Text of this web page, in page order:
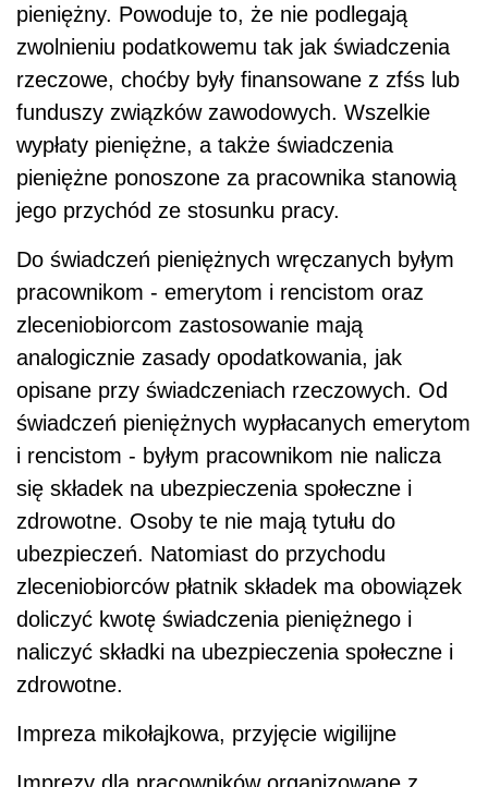
pieniężny. Powoduje to, że nie podlegają
zwolnieniu podatkowemu tak jak świadczenia
rzeczowe, choćby były finansowane z zfśs lub
funduszy związków zawodowych. Wszelkie
wypłaty pieniężne, a także świadczenia
pieniężne ponoszone za pracownika stanowią
jego przychód ze stosunku pracy.
Do świadczeń pieniężnych wręczanych byłym
pracownikom - emerytom i rencistom oraz
zleceniobiorcom zastosowanie mają
analogicznie zasady opodatkowania, jak
opisane przy świadczeniach rzeczowych. Od
świadczeń pieniężnych wypłacanych emerytom
i rencistom - byłym pracownikom nie nalicza
się składek na ubezpieczenia społeczne i
zdrowotne. Osoby te nie mają tytułu do
ubezpieczeń. Natomiast do przychodu
zleceniobiorców płatnik składek ma obowiązek
doliczyć kwotę świadczenia pieniężnego i
naliczyć składki na ubezpieczenia społeczne i
zdrowotne.
Impreza mikołajkowa, przyjęcie wigilijne